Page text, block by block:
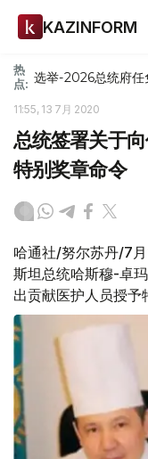
KAZINFORM
热
点: 选举-2026总统府任
11:55, 13 7月 2020
总统签署关于
特别奖章命令
哈通社/努尔苏丹/7
斯坦总统哈斯穆-卓
出贡献医护人员授予